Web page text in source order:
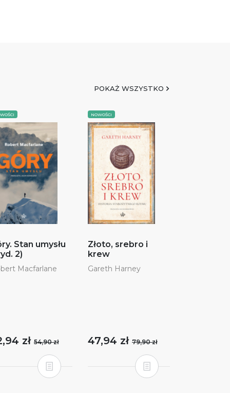
POKAŻ WSZYSTKO
Stan umysłu
2)
Macfarlane
zł 54,90 zł
NOWOŚCI
Złoto, srebro i
krew
Gareth Harney
47,94 zł 79,90 zł